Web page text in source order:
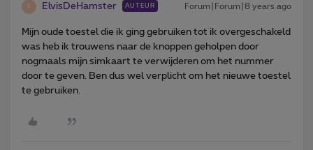
E ElvisDeHamster AUTEUR Forum|Forum|8 years ago
Mijn oude toestel die ik ging gebruiken tot ik overgeschakeld
was heb ik trouwens naar de knoppen geholpen door
nogmaals mijn simkaart te verwijderen om het nummer
door te geven. Ben dus wel verplicht om het nieuwe toestel
te gebruiken.